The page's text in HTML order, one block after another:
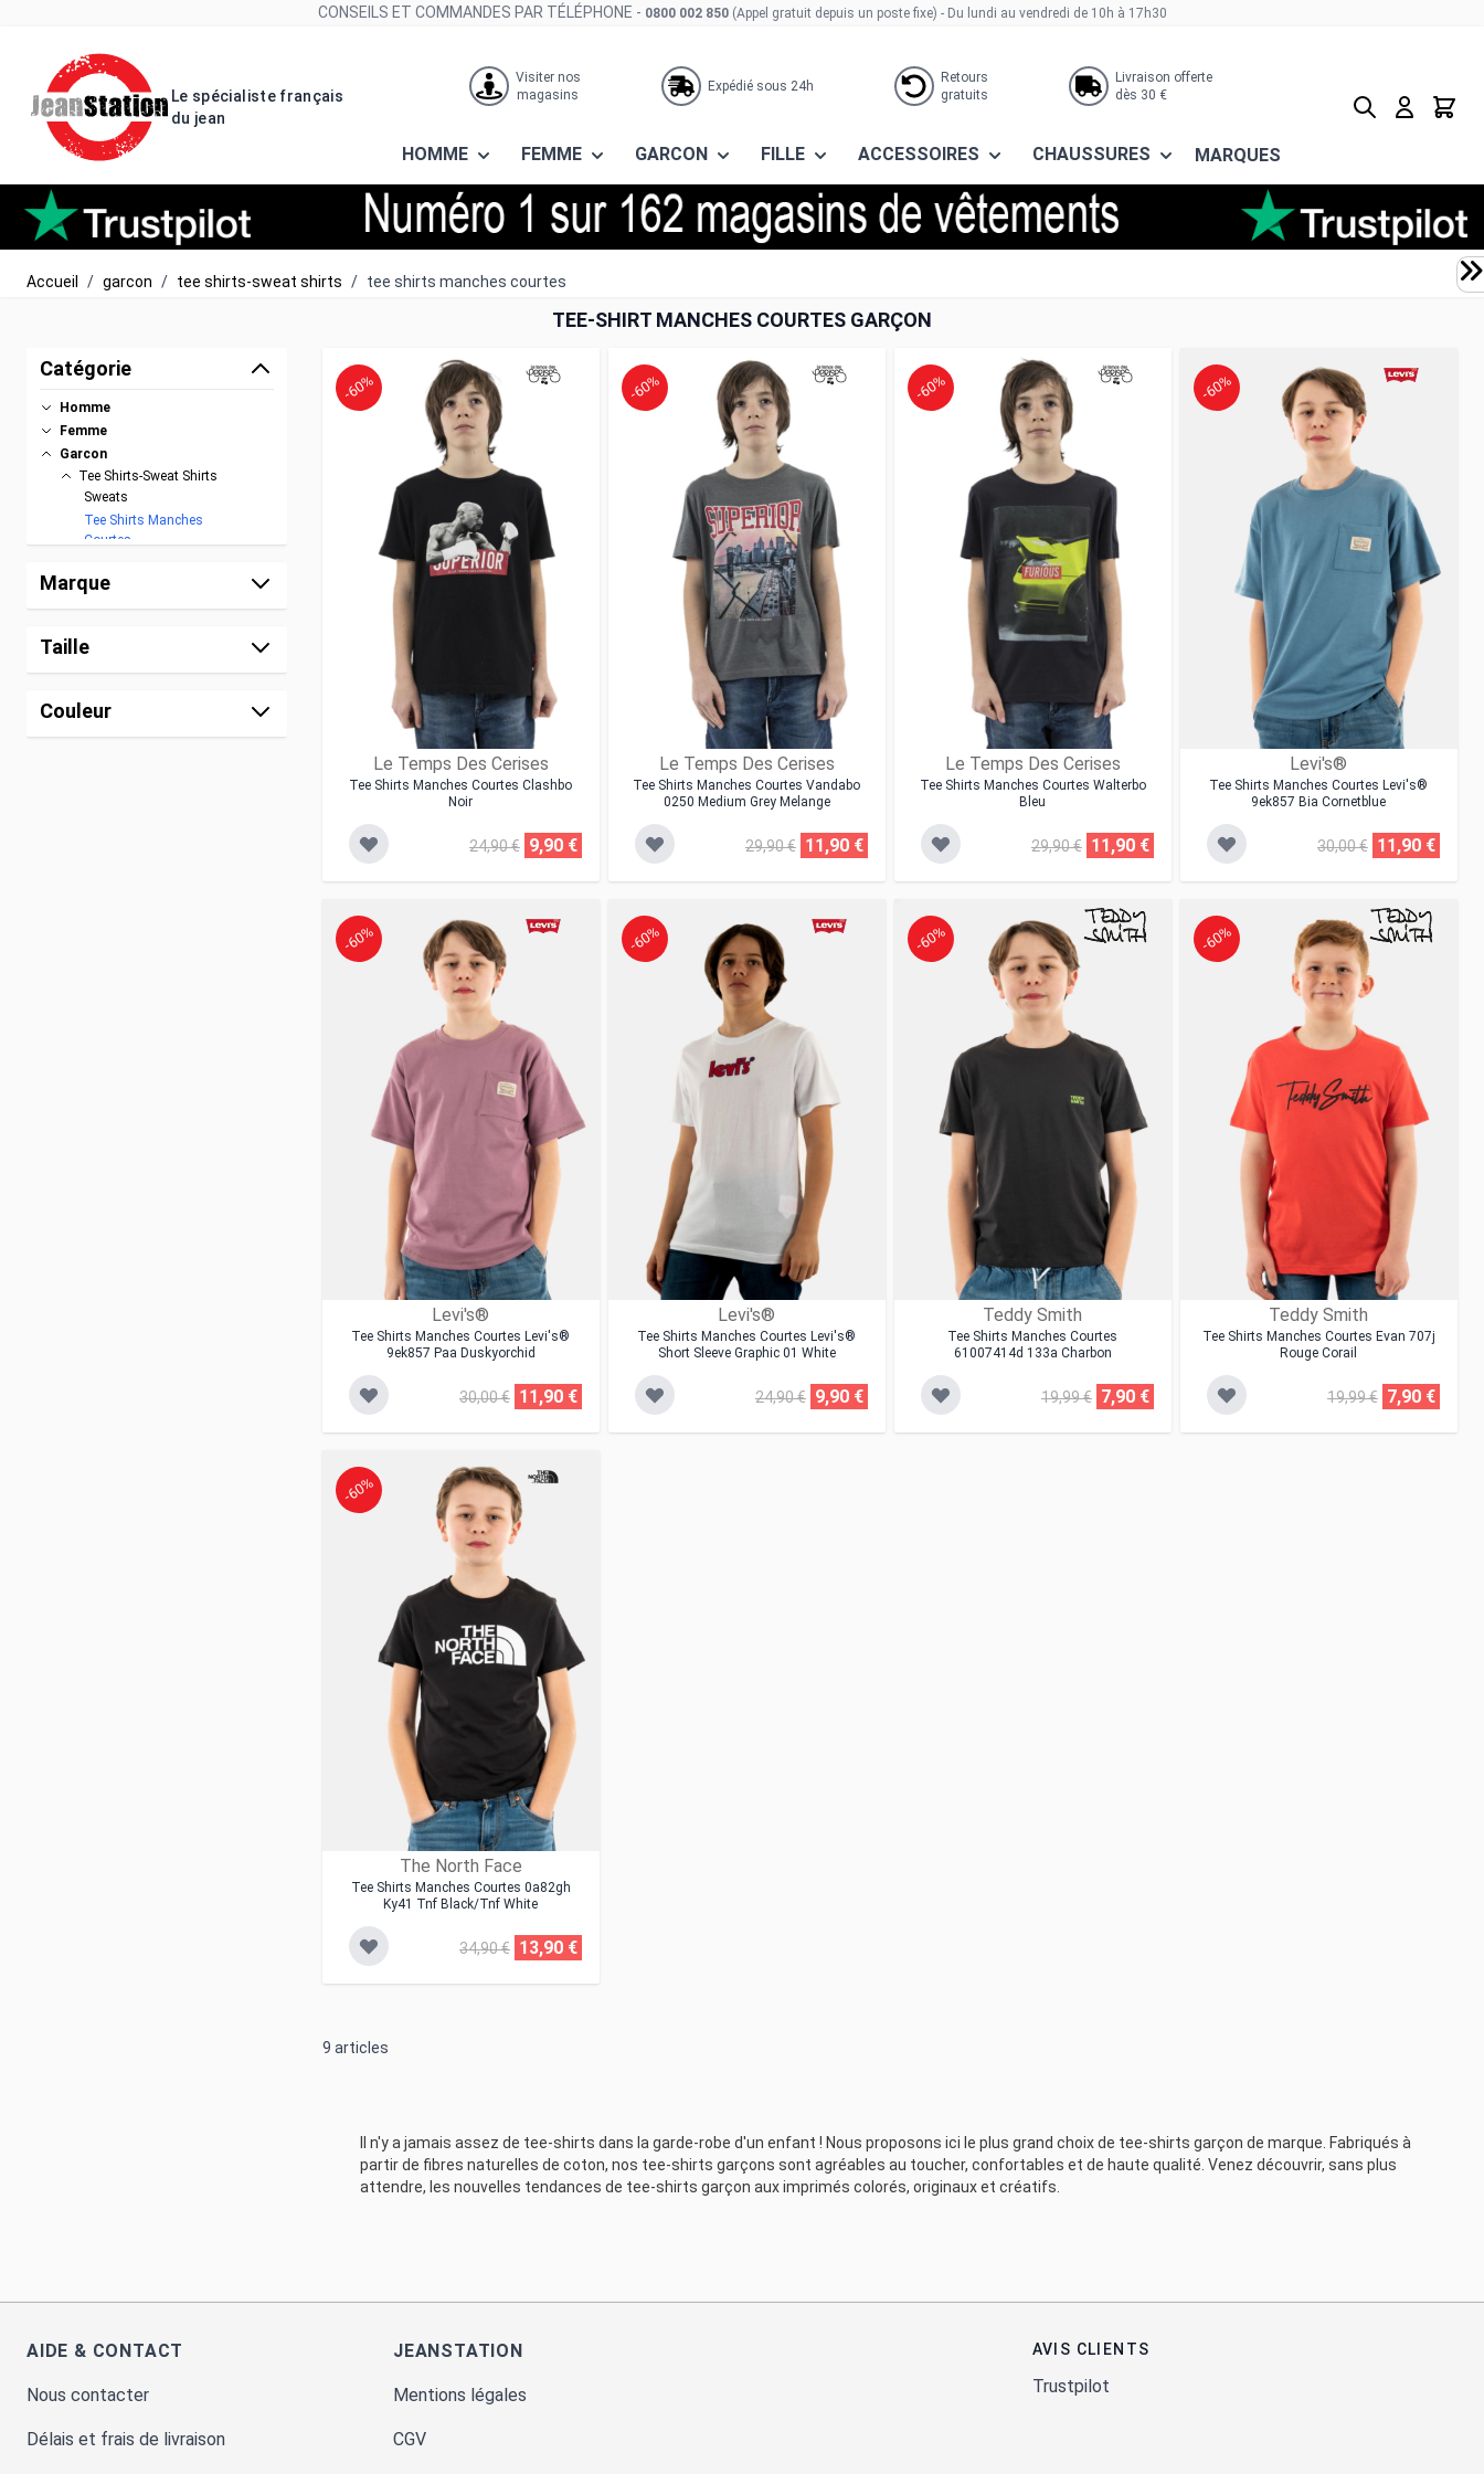
CONSEILS ET COMMANDES PAR TÉLÉPHONE - 0800 002 850 (Appel gratuit depuis un poste fixe) - Du lundi au vendredi de 10h à 17h30
Le spécialiste français
du jean
Visiter nos
magasins
Expédié sous 24h
Retours
gratuits
Livraison offerte
dès 30 €
HOMME FEMME GARCON FILLE ACCESSOIRES CHAUSSURES MARQUES
Rechercher
Panier
Accueil / garcon / tee shirts-sweat shirts / tee shirts manches courtes
TEE-SHIRT MANCHES COURTES GARÇON
Catégorie
Homme
Femme
Garcon
Tee Shirts-Sweat Shirts
Sweats
Tee Shirts Manches
Courtes
Longues
Polos
Blousons/vestes
Fille
Marque
Taille
Couleur
Le Temps Des Cerises
Tee Shirts Manches Courtes Clashbo
Noir
-60%
24,90 € 9,90 €
Le Temps Des Cerises
Tee Shirts Manches Courtes Vandabo
0250 Medium Grey Melange
-60%
29,90 € 11,90 €
Le Temps Des Cerises
Tee Shirts Manches Courtes Walterbo
Bleu
-60%
29,90 € 11,90 €
Levi's®
Tee Shirts Manches Courtes Levi's®
9ek857 Bia Cornetblue
-60%
30,00 € 11,90 €
Levi's®
Tee Shirts Manches Courtes Levi's®
9ek857 Paa Duskyorchid
-60%
30,00 € 11,90 €
Levi's®
Tee Shirts Manches Courtes Levi's®
Short Sleeve Graphic 01 White
-60%
24,90 € 9,90 €
Teddy Smith
Tee Shirts Manches Courtes
61007414d 133a Charbon
-60%
19,99 € 7,90 €
Teddy Smith
Tee Shirts Manches Courtes Evan 707j
Rouge Corail
-60%
19,99 € 7,90 €
The North Face
Tee Shirts Manches Courtes 0a82gh
Ky41 Tnf Black/tnf White
-60%
34,90 € 13,90 €
9 articles
Il n'y a jamais assez de tee-shirts dans la garde-robe d'un enfant ! Nous proposons ici le plus grand choix de tee-shirts garçon de marque. Fabriqués à
partir de fibres naturelles de coton, nos tee-shirts garçons sont agréables au toucher, confortables et de haute qualité. Venez découvrir, sans plus
attendre, les nouvelles tendances de tee-shirts garçon aux imprimés colorés, originaux et créatifs.
AIDE & CONTACT
Nous contacter
Délais et frais de livraison
JEANSTATION
Mentions légales
CGV
AVIS CLIENTS
Trustpilot